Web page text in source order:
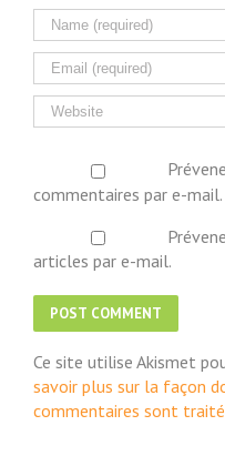
commentaires par e-mail.
articles par e-mail.
Ce site utilise Akismet
savoir plus sur la façon
commentaires sont